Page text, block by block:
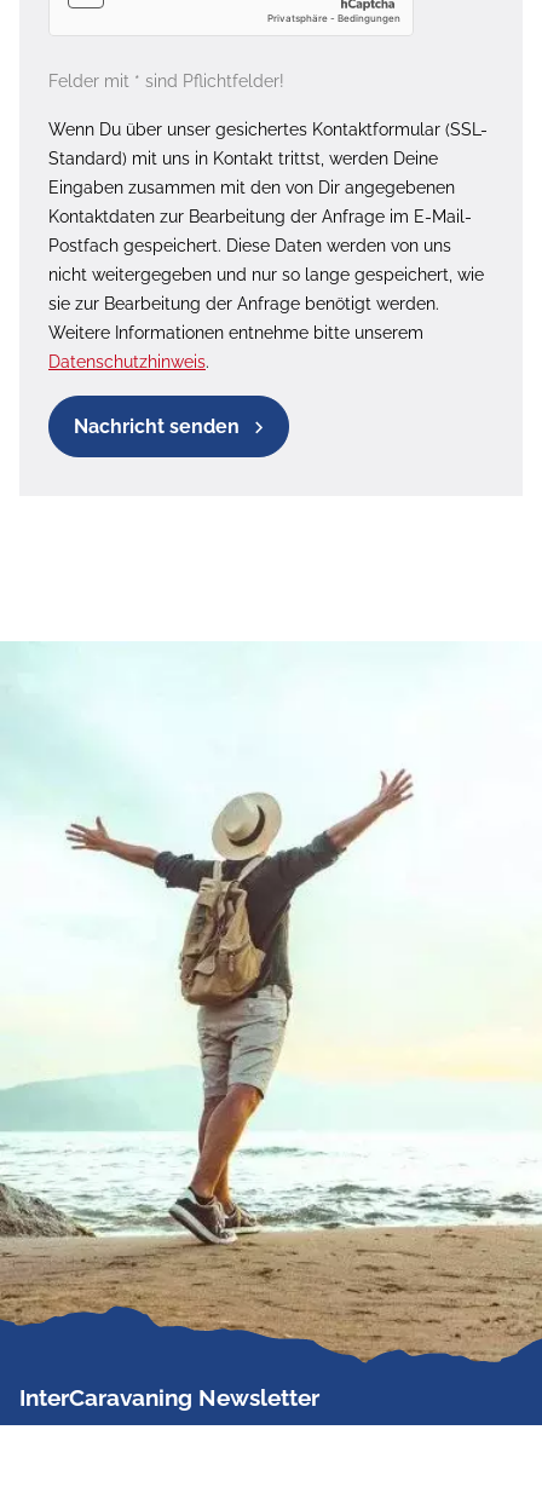
Felder mit * sind Pflichtfelder!
Wenn Du über unser gesichertes Kontaktformular (SSL-
Standard) mit uns in Kontakt trittst, werden Deine
Eingaben zusammen mit den von Dir angegebenen
Kontaktdaten zur Bearbeitung der Anfrage im E-Mail-
Postfach gespeichert. Diese Daten werden von uns
nicht weitergegeben und nur so lange gespeichert, wie
sie zur Bearbeitung der Anfrage benötigt werden.
Weitere Informationen entnehme bitte unserem
Datenschutzhinweis.
Nachricht senden
InterCaravaning Newsletter